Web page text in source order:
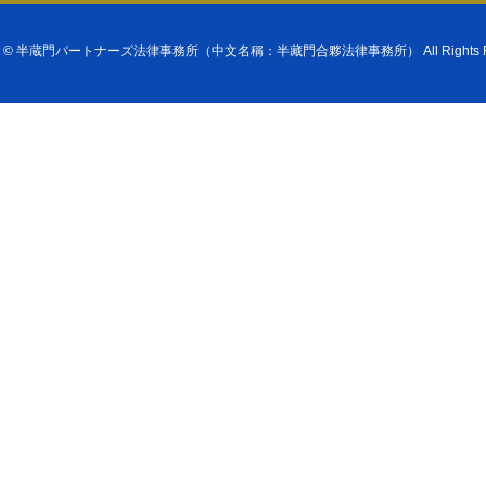
© 半蔵門パートナーズ法律事務所（中文名稱：半藏門合夥法律事務所） All Rights